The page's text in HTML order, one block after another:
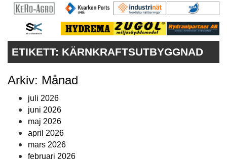
KONTAKT
VÅRA ANDRA MAGASIN
PRENUMERERA
ANNONSERA
ETIKETT: KÄRNKRAFTSUTBYGGNAD
Arkiv: Månad
juli 2026
juni 2026
maj 2026
april 2026
mars 2026
februari 2026